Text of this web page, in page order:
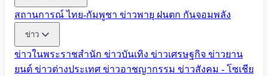
สถานการณ์ ไทย-กัมพูชา ข่าวพายุ ฝนตก กันจอมพลัง
ข่าว
ข่าวในพระราชสำนัก ข่าวบันเทิง ข่าวเศรษฐกิจ ข่าวยาน
ยนต์ ข่าวต่างประเทศ ข่าวอาชญากรรม ข่าวสังคม - โซเชีย